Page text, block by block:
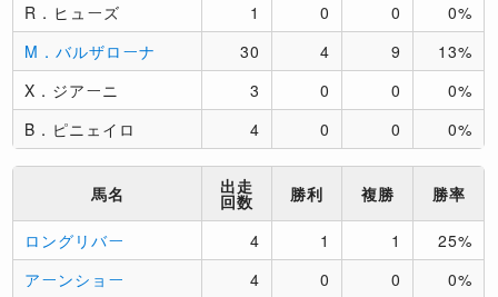
R．ヒューズ
1 0 0
0%
M．バルザローナ
30 4 9
13%
X．ジアーニ
3 0 0
0%
B．ピニェイロ
4 0 0 0%
馬名 出走
回数 勝利 複勝 勝率
ロングリバー 4 1 1
25%
アーンショー
4 0 0
0%